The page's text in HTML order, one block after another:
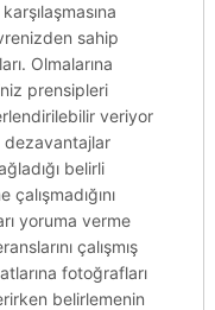
sahip
Olmalarına
prensipleri
veriyor
dezavantajlar
belirli
yoruma verme
çalışmış
fotoğrafları
belirlemenin